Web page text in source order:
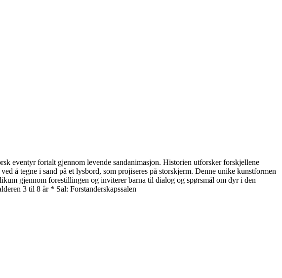
eventyr fortalt gjennom levende sandanimasjon. Historien utforsker forskjellene
å tegne i sand på et lysbord, som projiseres på storskjerm. Denne unike kunstformen
gjennom forestillingen og inviterer barna til dialog og spørsmål om dyr i den
3 til 8 år * Sal: Forstander­skaps­salen